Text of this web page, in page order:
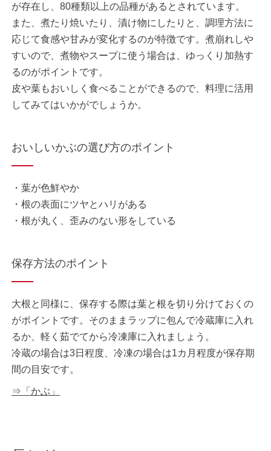
が存在し、80種類以上の品種があるとされています。
また、煮たり焼いたり、漬け物にしたりと、調理方法に
応じて食感や甘みが変化するのが特徴です。煮崩れしや
すいので、煮物やスープに使う場合は、ゆっくり加熱す
るのがポイントです。
皮や葉もおいしく食べることができるので、料理に活用
してみてはいかがでしょうか。
おいしいかぶの選び方のポイント
・葉が色鮮やか
・根の表面にツヤとハリがある
・根が丸く、歪みのない形をしている
保存方法のポイント
大根と同様に、保存する際は葉と根を切り分けておくの
がポイントです。そのままラップに包んで冷蔵庫に入れ
るか、軽く茹でてから冷凍庫に入れましょう。
冷蔵の場合は3日程度、冷凍の場合は1カ月程度が保存期
間の目安です。
⇒「かぶ」